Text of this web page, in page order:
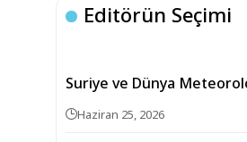
Editörün Seçimi
Suriye ve Dünya
Haziran 25, 2026